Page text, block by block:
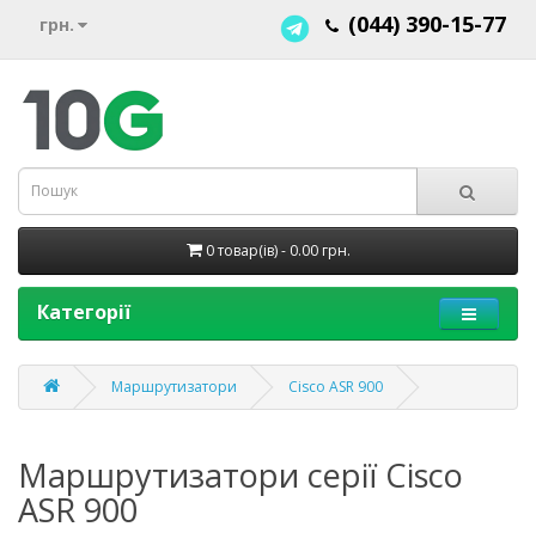
грн. (044) 390-15-77
0 товар(ів) - 0.00 грн.
Категорії
Маршрутизатори Cisco ASR 900
Маршрутизатори серії Cisco
ASR 900